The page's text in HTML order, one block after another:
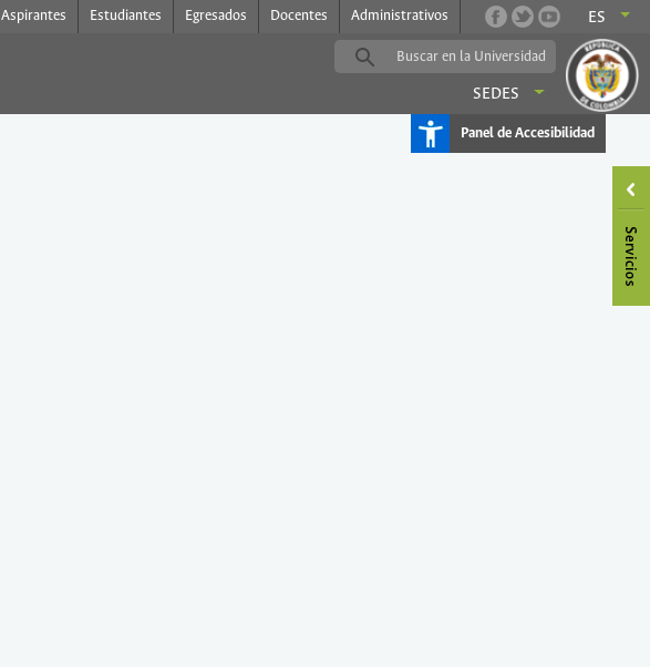
Aspirantes Estudiantes Egresados Docentes Administrativos ES
SEDES
Panel de Accesibilidad